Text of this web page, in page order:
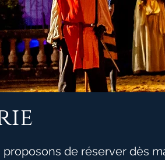
proposons de réserver dès